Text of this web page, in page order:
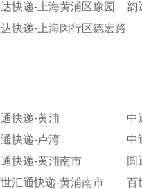
快递-上海黄浦区豫园
韵
快递-上海闵行区德宏路
快递-黄浦
中
快递-卢湾
中
快递-黄浦南市
圆
汇通快递-黄浦南市
百